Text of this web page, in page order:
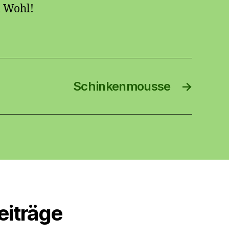
Wohl!
→
Schinkenmousse